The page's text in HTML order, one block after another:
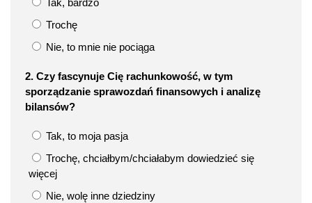
Trochę
Nie, to mnie nie pociąga
2. Czy fascynuje Cię rachunkowość, w tym
sporządzanie sprawozdań finansowych i analizę
bilansów?
Tak, to moja pasja
Trochę, chciałbym/chciałabym dowiedzieć się
więcej
Nie, wolę inne dziedziny